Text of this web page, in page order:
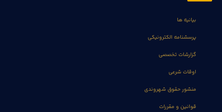
بیانیه ها
پرسشنامه الکترونیکی
گزارشات تخصصی
اوقات شرعی
منشور حقوق شهروندی
قوانین و مقررات